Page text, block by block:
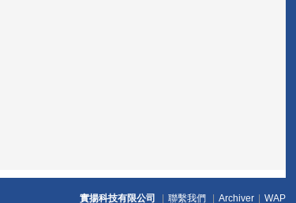
實揚科技有限公司 聯繫我們 Archiver WAP